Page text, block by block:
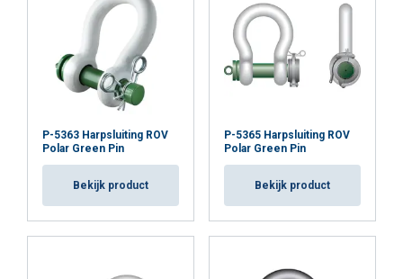
P-5363 Harpsluiting ROV
Polar Green Pin
Bekijk product
P-5365 Harpsluiting ROV
Polar Green Pin
Bekijk product